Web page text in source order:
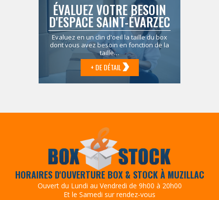
ÉVALUEZ VOTRE BESOIN
D'ESPACE SAINT-ÉVARZEC
Evaluez en un clin d'oeil la taille du box
dont vous avez besoin en fonction de la
taille…
+ DE DÉTAIL
HORAIRES D'OUVERTURE BOX & STOCK À MUZILLAC
Ouvert du Lundi au Vendredi de 9h00 à 20h00
Et le Samedi sur rendez-vous